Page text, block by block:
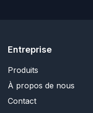
Entreprise
Produits
À propos de nous
Contact